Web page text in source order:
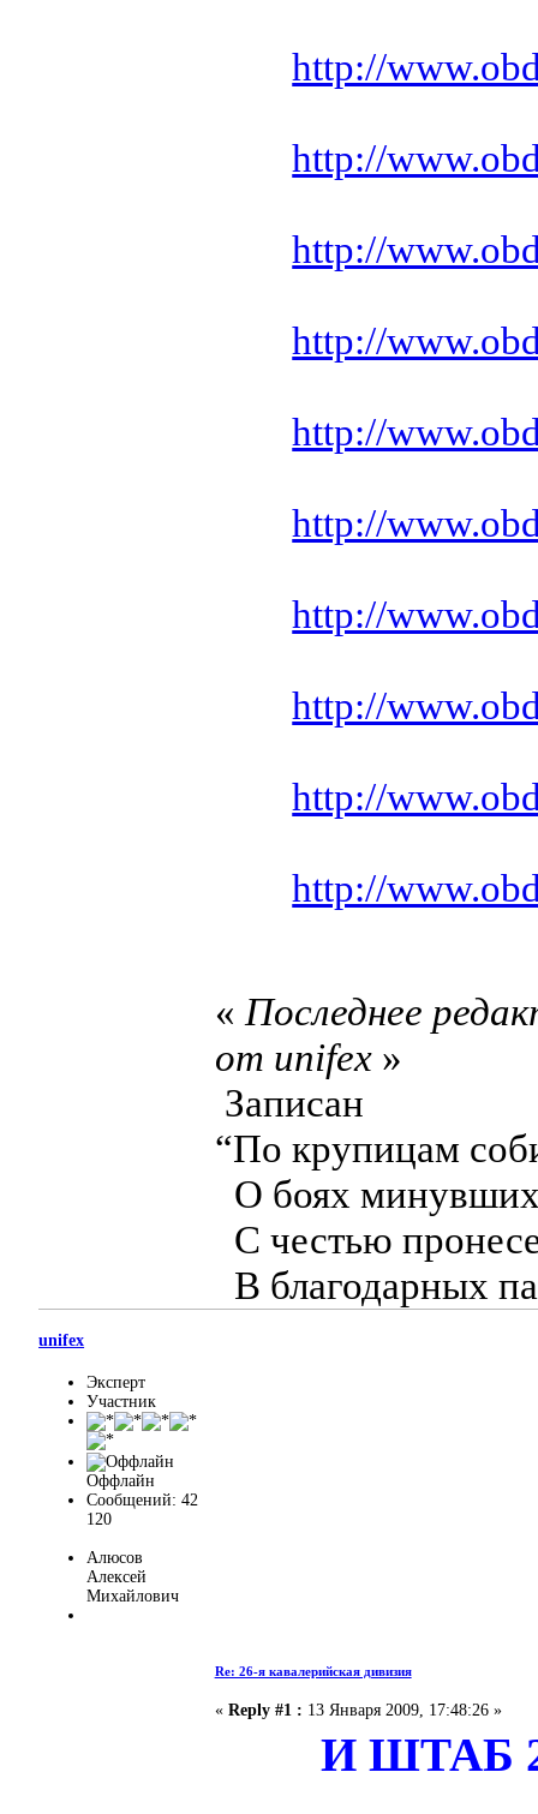
http://
http://
http://
http://
http://
http://
http://
http://
http://
http://
« Последнее
от unifex»
Записан
“По крупицам
О боях
С честью
В благодарных
unifex
Эксперт
Участник
Оффлайн
Сообщений: 42
120
Алюсов
Алексей
Михайлович
Re: 26-я кавалерийская дивизия
« Reply #1 : 13 Января 2009, 17:48:26 »
И ШТАБ